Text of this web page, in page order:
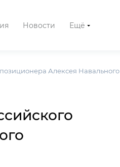
Новости Ещё
Алексея Навального